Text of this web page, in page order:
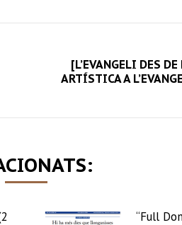
Next
[L’EVANGELI DES
ARTÍSTICA A
“Full